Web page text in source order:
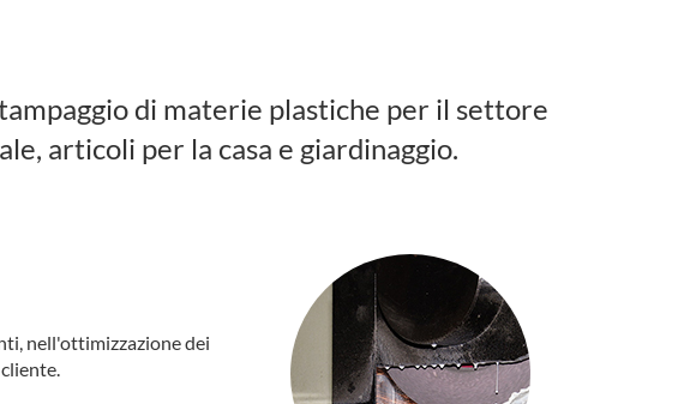
di materie plastiche per il settore
articoli per la casa e giardinaggio.
nell'ottimizzazione dei